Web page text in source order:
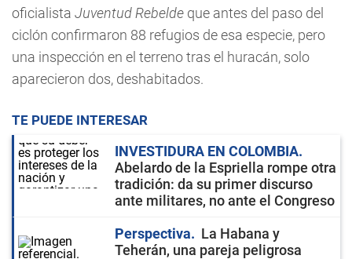
oficialista Juventud Rebelde que antes del paso del
ciclón confirmaron 88 refugios de esa especie, pero
una inspección en el terreno tras el huracán, solo
aparecieron dos, deshabitados.
TE PUEDE INTERESAR
INVESTIDURA EN COLOMBIA
Abelardo de la Espriella rompe otra
tradición: da su primer discurso
ante militares, no ante el Congreso
Perspectiva
La Habana y
Teherán, una pareja peligrosa